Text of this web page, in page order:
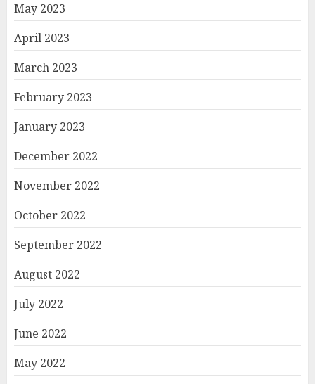
May 2023
April 2023
March 2023
February 2023
January 2023
December 2022
November 2022
October 2022
September 2022
August 2022
July 2022
June 2022
May 2022